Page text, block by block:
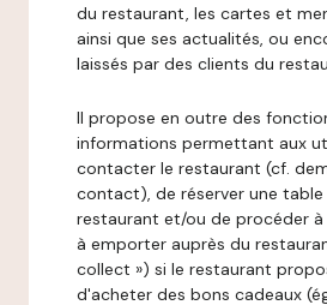
du restaurant, les cartes et
ainsi que ses actualités, ou
laissés par des clients du
Il propose en outre des
informations permettant aux
contacter le restaurant (cf.
contact), de réserver une table
restaurant et/ou de procéder
à emporter auprès du
collect ») si le restaurant
d'acheter des bons cadeaux